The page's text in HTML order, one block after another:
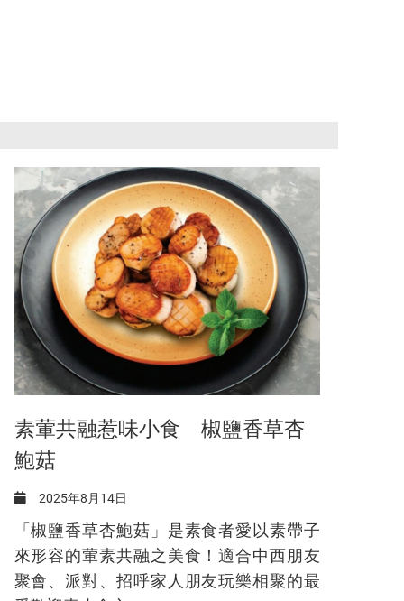
素葷共融惹味小食 椒鹽香草杏
鮑菇
2025年8月14日
「椒鹽香草杏鮑菇」是素食者愛以素帶子
來形容的葷素共融之美食！適合中西朋友
聚會、派對、招呼家人朋友玩樂相聚的最